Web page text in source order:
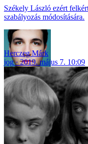
Székely László ezért
szabályozás módosítására.
Herczeg Márk
jog
2019. május 7. 10:09